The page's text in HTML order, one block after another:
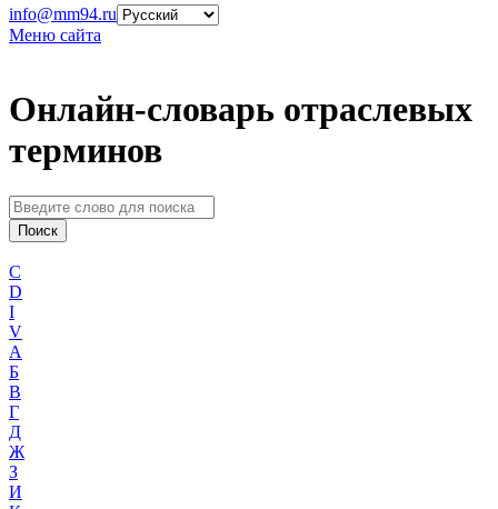
info@mm94.ru
Меню сайта
Онлайн-словарь отраслевых
терминов
C
D
I
V
А
Б
В
Г
Д
Ж
З
И